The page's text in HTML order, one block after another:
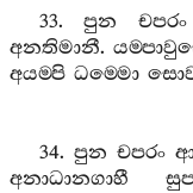
33.පුන චපරං
අනතිමානී.
අයම‍්පි ධම‍්මො
34. පුන චපරං
අනාධානගාහී